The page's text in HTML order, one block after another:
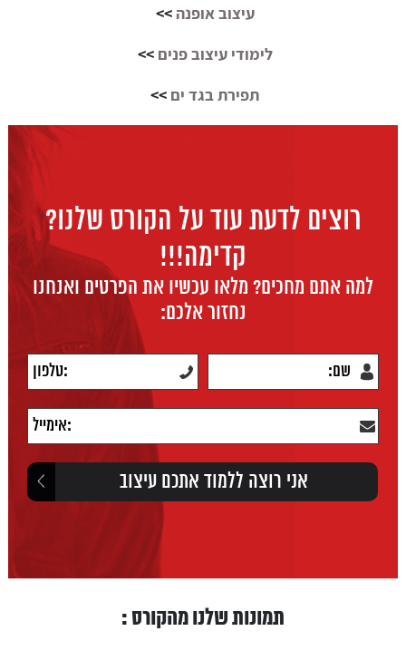
עיצוב אופנה >>
לימודי עיצוב פנים >>
תפירת בגד ים >>
רוצים לדעת עוד על הקורס שלנו?
קדימה!!!
למה אתם מחכים? מלאו עכשיו את הפרטים ואנחנו
נחזור אלכם:
תמונות שלנו מהקורס :